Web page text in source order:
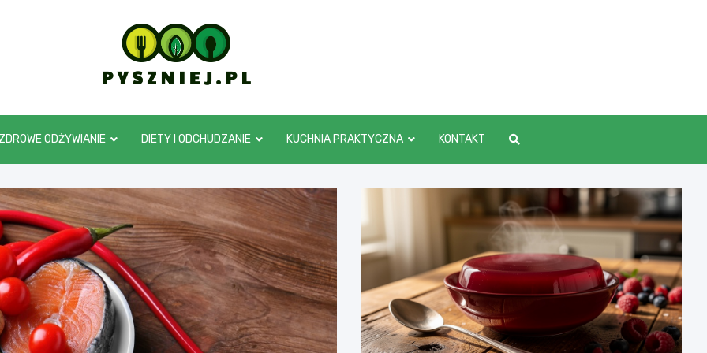
pyszniej.pl
ZDROWE ODŻYWIANIE DIETY I ODCHUDZANIE KUCHNIA PRAKTYCZNA KONTAKT